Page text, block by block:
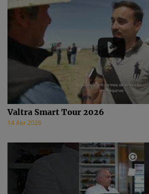
Valtra Smart Tour 2026
14 Abr 2026